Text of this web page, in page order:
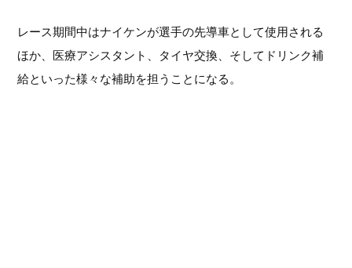
レース期間中はナイケンが選手の先導車として使用される
ほか、医療アシスタント、タイヤ交換、そしてドリンク補
給といった様々な補助を担うことになる。